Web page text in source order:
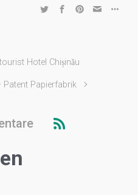
Hotel Chișinău
Patent Papierfabrik